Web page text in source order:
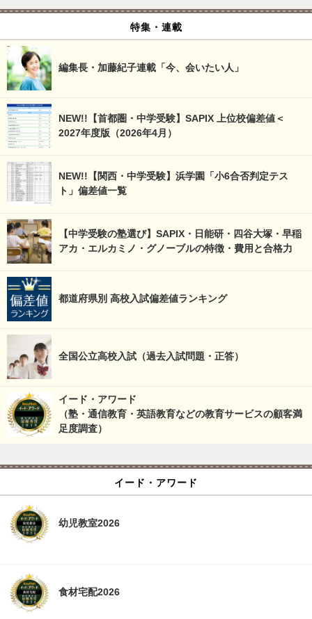
特集・連載
編集長・加藤紀子連載「今、会いたい人」
NEW!!【首都圏・中学受験】SAPIX 上位校偏差値＜
2027年度版（2026年4月）
NEW!!【関西・中学受験】浜学園「小6合否判定テス
ト」偏差値一覧
【中学受験の塾選び】SAPIX・日能研・四谷大塚・早稲
アカ・エルカミノ・グノーブルの特徴・費用と合格力
都道府県別 高校入試偏差値ランキング
全国公立高校入試（過去入試問題・正答）
イード・アワード
（塾・通信教育・英語教育などの教育サービスの顧客満
足度調査）
イード・アワード
幼児教室2026
食材宅配2026